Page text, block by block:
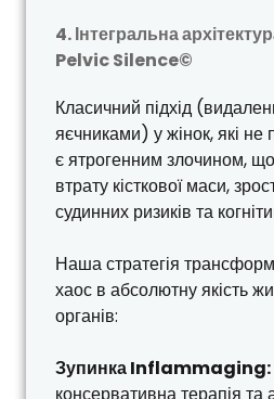
4. Інтегральна
Pelvic Silence©
Класичний підхід
яєчниками) у жінок, які не
є ятрогенним злочином,
втрату кісткової маси,
судинних ризиків та
Наша стратегія
хаос в абсолютну якість
органів:
Зупинка Inflammaging: